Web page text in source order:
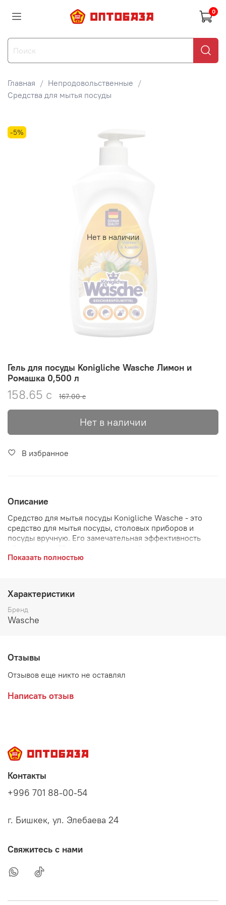
0
Главная
Непродовольственные
Средства для мытья посуды
Нет в наличии
-5%
Гель для посуды Konigliche Wasche Лимон и
Ромашка 0,500 л
158.65 с 167.00 с
Нет в наличии
В избранное
Описание
Средство для мытья посуды Konigliche Wasche - это
средство для мытья посуды, столовых приборов и
посуды вручную. Его замечательная эффективность
высокой концентрацией. Без проблем удаляет грязь и
на рынке, средство для мытья посуды Konigliche
Wasche не раздражает чувствительную кожу рук и не
вызывает аллергических реакций.
Показать полностью
Характеристики
Бренд
Wasche
Отзывы
Отзывов еще никто не оставлял
Написать отзыв
Контакты
+996 701 88-00-54
г. Бишкек, ул. Элебаева 24
Свяжитесь с нами